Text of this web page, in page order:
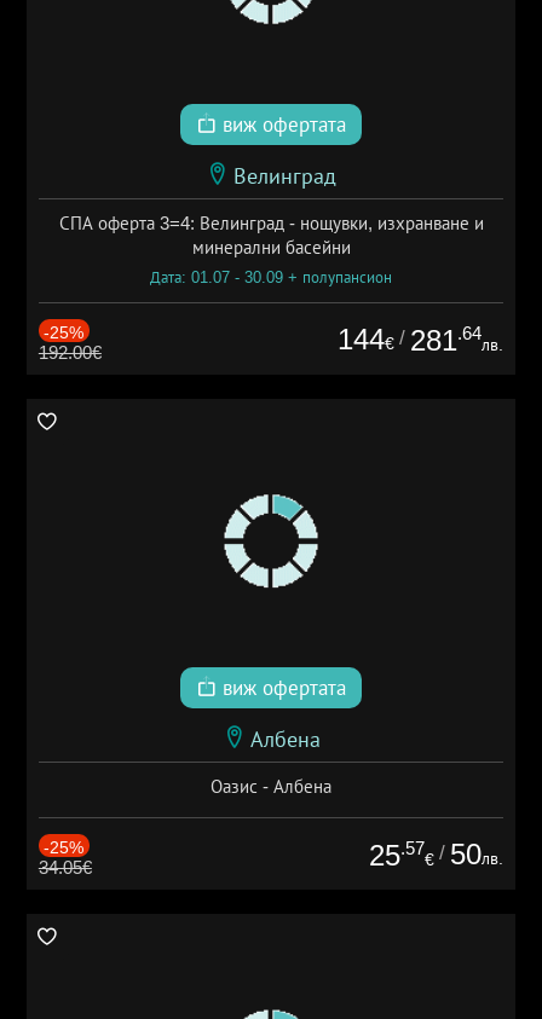
виж офертата
Велинград
СПА оферта 3=4: Велинград - нощувки, изхранване и
минерални басейни
Дата: 01.07 - 30.09 + полупансион
-25%
192.00€ 144€ / 281.64
лв.
виж офертата
Албена
Оазис - Албена
-25%
34.05€ 25.57
€ / 50лв.